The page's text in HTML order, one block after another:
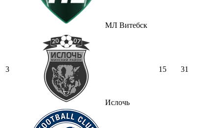
МЛ Витебск
3
Ислочь
15 31